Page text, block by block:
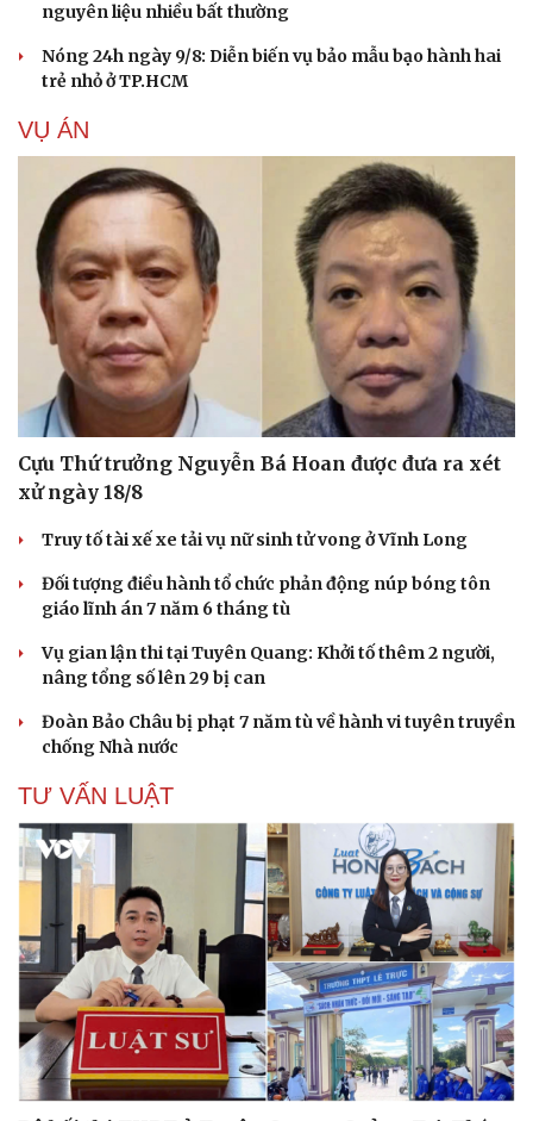
Cải chính
nguyên liệu nhiều bất thường
Nóng 24h ngày 9/8: Diễn biến vụ bảo mẫu bạo hành hai
trẻ nhỏ ở TP.HCM
VỤ ÁN
Cựu Thứ trưởng Nguyễn Bá Hoan được đưa ra xét
xử ngày 18/8
Truy tố tài xế xe tải vụ nữ sinh tử vong ở Vĩnh Long
Đối tượng điều hành tổ chức phản động núp bóng tôn
giáo lĩnh án 7 năm 6 tháng tù
Vụ gian lận thi tại Tuyên Quang: Khởi tố thêm 2 người,
nâng tổng số lên 29 bị can
Đoàn Bảo Châu bị phạt 7 năm tù về hành vi tuyên truyền
chống Nhà nước
TƯ VẤN LUẬT